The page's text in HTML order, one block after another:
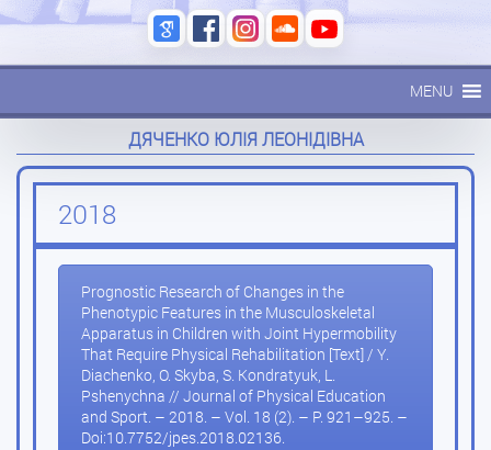
MENU
ДЯЧЕНКО ЮЛІЯ ЛЕОНІДІВНА
2018
Prognostic Research of Changes in the
Phenotypic Features in the Musculoskeletal
Apparatus in Children with Joint Hypermobility
That Require Physical Rehabilitation [Text] / Y.
Diachenko, O. Skyba, S. Kondratyuk, L.
Pshenychna // Journal of Physical Education
and Sport. – 2018. – Vol. 18 (2). – P. 921–925. –
Doi:10.7752/jpes.2018.02136.